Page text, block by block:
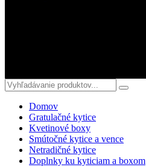
Domov
Gratulačné kytice
Kvetinové boxy
Smútočné kytice a vence
Netradičné kytice
Doplnky ku kyticiam a boxom